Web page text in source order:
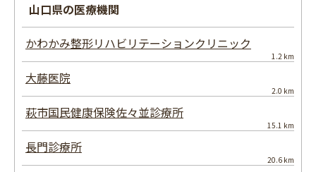
山口県の医療機関
かわかみ整形リハビリテーションクリニック
1.2 km
大藤医院
2.0 km
萩市国民健康保険佐々並診療所
15.1 km
長門診療所
20.6 km